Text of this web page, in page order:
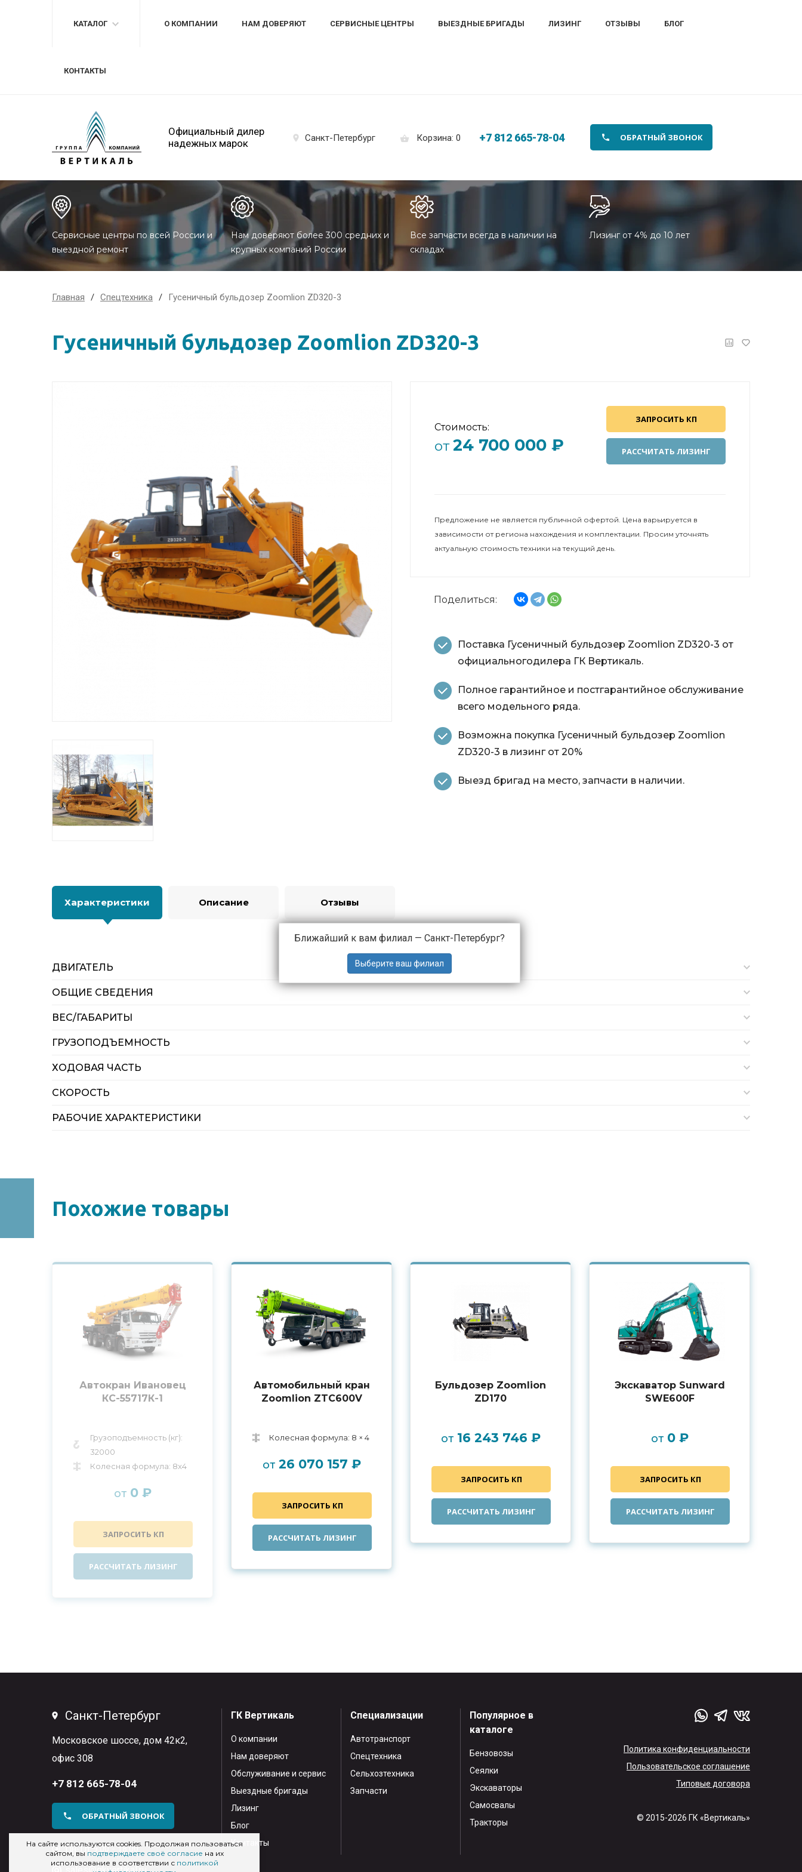
КАТАЛОГ О КОМПАНИИ НАМ ДОВЕРЯЮТ СЕРВИСНЫЕ ЦЕНТРЫ ВЫЕЗДНЫЕ БРИГАДЫ ЛИЗИНГ ОТЗЫВЫ БЛОГ
КОНТАКТЫ
Официальный дилер
надежных марок
Санкт-Петербург
Ближайший к вам филиал — Санкт-Петербург?
Корзина: 0 +7 812 665-78-04 ОБРАТНЫЙ ЗВОНОК
Сервисные центры по всей России и
выездной ремонт
Нам доверяют более 300 средних и
крупных компаний России
Все запчасти всегда в наличии на
складах
Лизинг от 4% до 10 лет
Главная Спецтехника Гусеничный бульдозер Zoomlion ZD320-3
Гусеничный бульдозер Zoomlion ZD320-3
Стоимость:
от24 700 000 ₽
ЗАПРОСИТЬ КП
РАССЧИТАТЬ ЛИЗИНГ
Предложение не является публичной офертой. Цена варьируется в
зависимости от региона нахождения и комплектации. Просим уточнять
актуальную стоимость техники на текущий день.
Поделиться:
Поставка Гусеничный бульдозер Zoomlion ZD320-3 от
официальногодилера ГК Вертикаль.
Полное гарантийное и постгарантийное обслуживание
всего модельного ряда.
Возможна покупка Гусеничный бульдозер Zoomlion
ZD320-3 в лизинг от 20%
Выезд бригад на место, запчасти в наличии.
Характеристики Описание Отзывы
ДВИГАТЕЛЬ
ОБЩИЕ СВЕДЕНИЯ
ВЕС/ГАБАРИТЫ
ГРУЗОПОДЪЕМНОСТЬ
ХОДОВАЯ ЧАСТЬ
СКОРОСТЬ
РАБОЧИЕ ХАРАКТЕРИСТИКИ
Похожие товары
Автокран Ивановец
КС-55717К-1
Грузоподъемность (кг):
32000
Колесная формула: 8x4
от 0 ₽
ЗАПРОСИТЬ КП
РАССЧИТАТЬ ЛИЗИНГ
Автомобильный кран
Zoomlion ZTC600V
Колесная формула: 8 × 4
от 26 070 157 ₽
ЗАПРОСИТЬ КП
РАССЧИТАТЬ ЛИЗИНГ
Бульдозер Zoomlion
ZD170
от 16 243 746 ₽
ЗАПРОСИТЬ КП
РАССЧИТАТЬ ЛИЗИНГ
Экскаватор Sunward
SWE600F
от 0 ₽
ЗАПРОСИТЬ КП
РАССЧИТАТЬ ЛИЗИНГ
Санкт-Петербург
Московское шоссе, дом 42к2,
офис 308
+7 812 665-78-04
ОБРАТНЫЙ ЗВОНОК
Пн-Пт 9:00 - 18:00
ГК Вертикаль
О компании
Нам доверяют
Обслуживание и сервис
Выездные бригады
Лизинг
Блог
Контакты
Специализации
Автотранспорт
Спецтехника
Сельхозтехника
Запчасти
Популярное в
каталоге
Бензовозы
Сеялки
Экскаваторы
Самосвалы
Тракторы
Политика конфиденциальности
Пользовательское соглашение
Типовые договора
© 2015-2026 ГК «Вертикаль»
На сайте используются cookies. Продолжая пользоваться
сайтом, вы подтверждаете своё согласие на их
использование в соответствии с политикой